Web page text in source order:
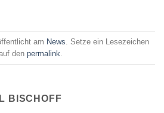
am News . Setze ein Lesezeichen
den permalink
BISCHOFF